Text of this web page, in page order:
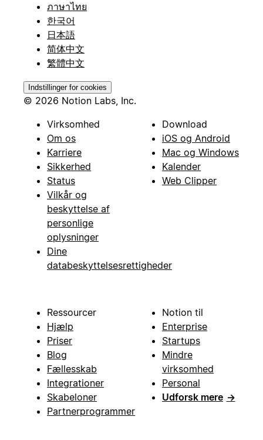
ภาษาไทย
한국어
日本語
简体中文
繁體中文
Indstillinger for cookies
© 2026 Notion Labs, Inc.
Virksomhed
Om os
Karriere
Sikkerhed
Status
Vilkår og
beskyttelse af
personlige
oplysninger
Dine
databeskyttelsesrettigheder
Download
iOS og Android
Mac og Windows
Kalender
Web Clipper
Ressourcer
Hjælp
Priser
Blog
Fællesskab
Integrationer
Skabeloner
Partnerprogrammer
Notion til
Enterprise
Startups
Mindre
virksomhed
Personal
Udforsk mere →